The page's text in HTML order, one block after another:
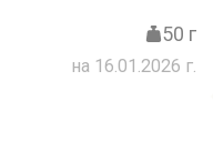
50 г
на 16.01.2026 г.